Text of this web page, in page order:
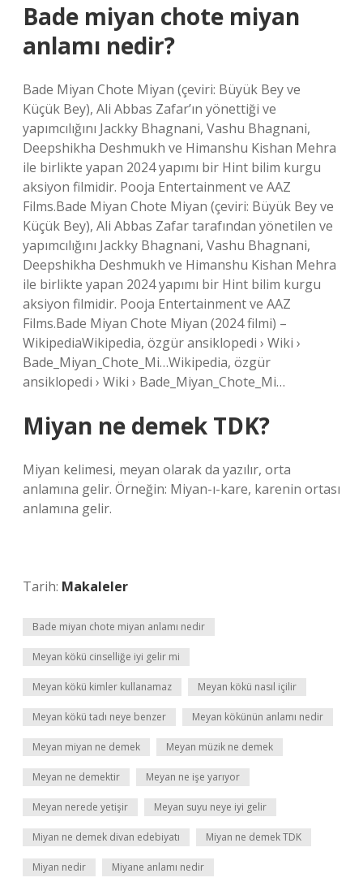
Bade miyan chote miyan
anlamı nedir?
Bade Miyan Chote Miyan (çeviri: Büyük Bey ve
Küçük Bey), Ali Abbas Zafar’ın yönettiği ve
yapımcılığını Jackky Bhagnani, Vashu Bhagnani,
Deepshikha Deshmukh ve Himanshu Kishan Mehra
ile birlikte yapan 2024 yapımı bir Hint bilim kurgu
aksiyon filmidir. Pooja Entertainment ve AAZ
Films.Bade Miyan Chote Miyan (çeviri: Büyük Bey ve
Küçük Bey), Ali Abbas Zafar tarafından yönetilen ve
yapımcılığını Jackky Bhagnani, Vashu Bhagnani,
Deepshikha Deshmukh ve Himanshu Kishan Mehra
ile birlikte yapan 2024 yapımı bir Hint bilim kurgu
aksiyon filmidir. Pooja Entertainment ve AAZ
Films.Bade Miyan Chote Miyan (2024 filmi) –
WikipediaWikipedia, özgür ansiklopedi › Wiki ›
Bade_Miyan_Chote_Mi…Wikipedia, özgür
ansiklopedi › Wiki › Bade_Miyan_Chote_Mi…
Miyan ne demek TDK?
Miyan kelimesi, meyan olarak da yazılır, orta
anlamına gelir. Örneğin: Miyan-ı-kare, karenin ortası
anlamına gelir.
Tarih: Makaleler
Bade miyan chote miyan anlamı nedir
Meyan kökü cinselliğe iyi gelir mi
Meyan kökü kimler kullanamaz Meyan kökü nasıl içilir
Meyan kökü tadı neye benzer Meyan kökünün anlamı nedir
Meyan miyan ne demek Meyan müzik ne demek
Meyan ne demektir Meyan ne işe yarıyor
Meyan nerede yetişir Meyan suyu neye iyi gelir
Miyan ne demek divan edebiyatı Miyan ne demek TDK
Miyan nedir Miyane anlamı nedir